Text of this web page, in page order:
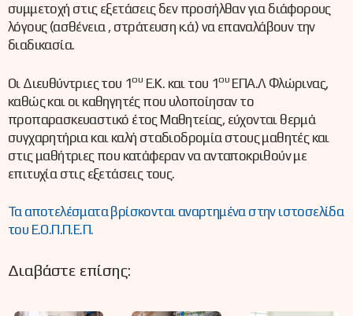
συμμετοχή στις εξετάσεις δεν προσήλθαν για διάφορους
λόγους (ασθένεια , στράτευση κ.ά) να επαναλάβουν την
διαδικασία.
Οι Διευθύντριες του 1ου Ε.Κ. και του 1ου ΕΠΑ.Λ Φλώρινας,
καθώς και οι καθηγητές που υλοποίησαν το
προπαρασκευαστικό έτος Μαθητείας, εύχονται θερμά
συγχαρητήρια και καλή σταδιοδρομία στους μαθητές και
στις μαθήτριες που κατάφεραν να ανταποκριθούν με
επιτυχία στις εξετάσεις τους.
Τα αποτελέσματα βρίσκονται αναρτημένα στην ιστοσελίδα
του Ε.Ο.Π.Π.Ε.Π.
Διαβάστε επίσης: